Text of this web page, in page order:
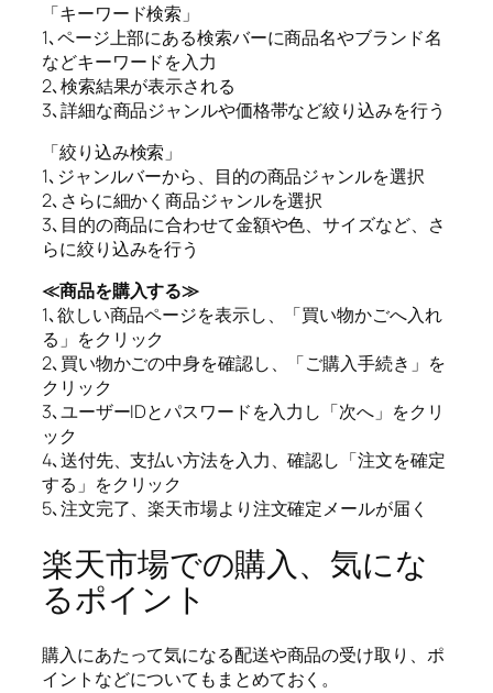
「キーワード検索」
1､ページ上部にある検索バーに商品名やブランド名
などキーワードを入力
2､検索結果が表示される
3､詳細な商品ジャンルや価格帯など絞り込みを行う
「絞り込み検索」
1､ジャンルバーから、目的の商品ジャンルを選択
2､さらに細かく商品ジャンルを選択
3､目的の商品に合わせて金額や色、サイズなど、さ
らに絞り込みを行う
≪商品を購入する≫
1､欲しい商品ページを表示し、「買い物かごへ入れ
る」をクリック
2､買い物かごの中身を確認し、「ご購入手続き」を
クリック
3､ユーザーIDとパスワードを入力し「次へ」をクリ
ック
4､送付先、支払い方法を入力、確認し「注文を確定
する」をクリック
5､注文完了、楽天市場より注文確定メールが届く
楽天市場での購入、気にな
るポイント
購入にあたって気になる配送や商品の受け取り、ポ
イントなどについてもまとめておく。